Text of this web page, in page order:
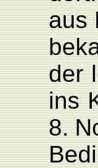
aus
der
ins
8.